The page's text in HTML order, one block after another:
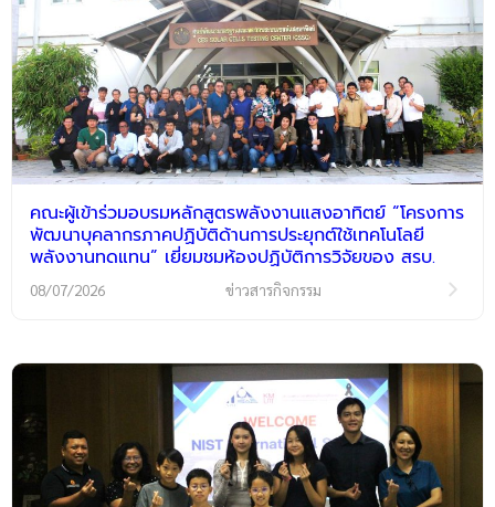
คณะผู้เข้าร่วมอบรมหลักสูตรพลังงานแสงอาทิตย์ “โครงการ
พัฒนาบุคลากรภาคปฏิบัติด้านการประยุกต์ใช้เทคโนโลยี
พลังงานทดแทน” เยี่ยมชมห้องปฏิบัติการวิจัยของ สรบ.
08/07/2026 ข่าวสารกิจกรรม